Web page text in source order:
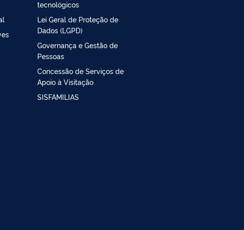
tecnológicos
Lei Geral de Proteção de
Dados (LGPD)
Governança e Gestão de
Pessoas
Concessão de Serviços de
Apoio à Visitação
SISFAMILIAS